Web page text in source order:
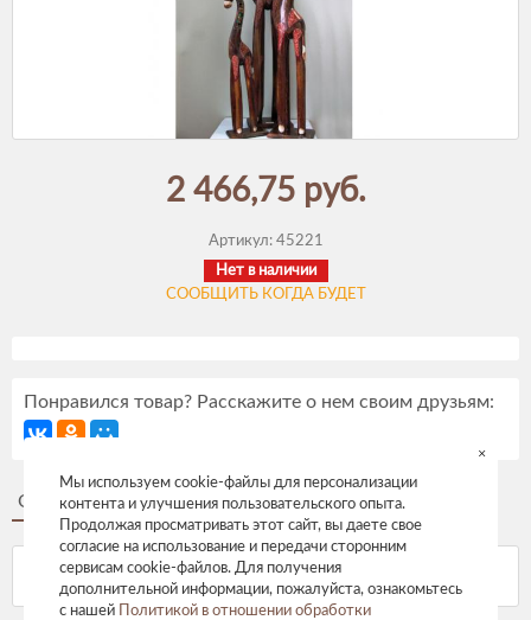
2 466,75 руб.
Артикул: 45221
Нет в наличии
СООБЩИТЬ КОГДА БУДЕТ
Понравился товар? Расскажите о нем своим друзьям:
Описание Отзывы
Мы используем cookie-файлы для персонализации
контента и улучшения пользовательского опыта.
Продолжая просматривать этот сайт, вы даете свое
согласие на использование и передачи сторонним
сервисам cookie-файлов. Для получения
дополнительной информации, пожалуйста, ознакомьтесь
с нашей
Политикой в отношении обработки
×